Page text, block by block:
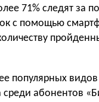
71% следят за
с помощью
популярных видов
среди абонентов «